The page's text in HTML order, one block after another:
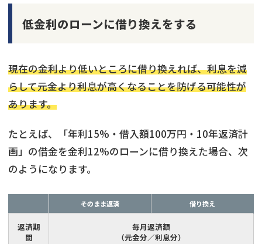
低金利のローンに借り換えをする
現在の金利より低いところに借り換えれば、利息を減
らして元金より利息が高くなることを防げる可能性が
あります。
たとえば、「年利15%・借入額100万円・10年返済計
画」の借金を金利12%のローンに借り換えた場合、次
のようになります。
そのまま返済 借り換え
返済期
間
毎月返済額
（元金分／利息分）